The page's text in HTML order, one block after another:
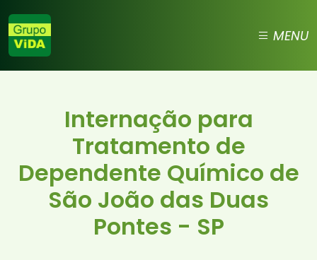
MENU
Internação para
Tratamento de
Dependente Químico de
São João das Duas
Pontes - SP